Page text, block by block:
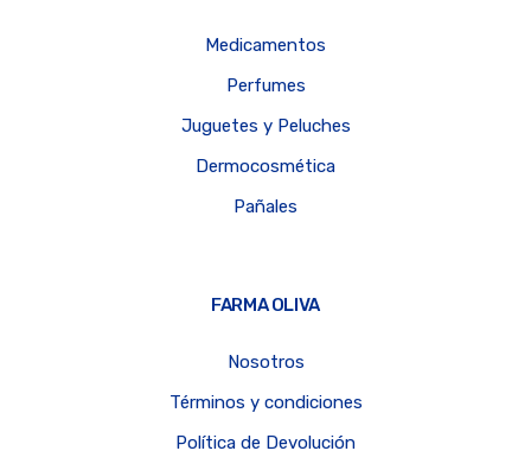
Medicamentos
Perfumes
Juguetes y Peluches
Dermocosmética
Pañales
FARMA OLIVA
Nosotros
Términos y condiciones
Política de Devolución